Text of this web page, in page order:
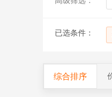
已选条件：
综合排序